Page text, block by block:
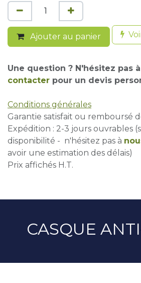
Ajouter au panier
Une question ? N'hésitez pas à
contacter pour un devis
Conditions générales
Garantie satisfait ou remboursé
Expédition : 2-3 jours ouvrables
disponibilité - n'hésitez pas à
avoir une estimation des délais)
Prix affichés H.T.
CASQUE